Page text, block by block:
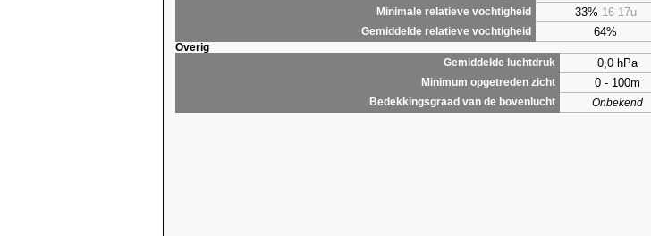
Minimale relatieve vochtigheid 33% 16-17u
Gemiddelde relatieve vochtigheid 64%
Overig
Gemiddelde luchtdruk
0,0 hPa
Minimum opgetreden zicht 0 - 100m
Bedekkingsgraad van de bovenlucht Onbekend